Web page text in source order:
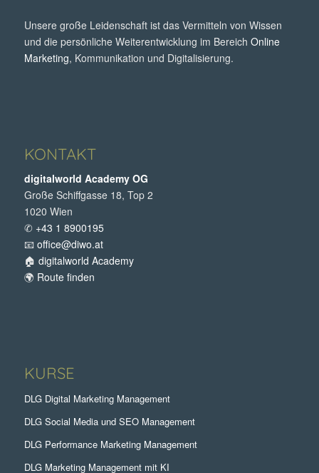
Unsere große Leidenschaft ist das Vermitteln von Wissen
und die persönliche Weiterentwicklung im Bereich Online
Marketing, Kommunikation und Digitalisierung.
KONTAKT
digitalworld Academy OG
Große Schiffgasse 18, Top 2
1020 Wien
✆ +43 1 8900195
📧 office@diwo.at
🏠 digitalworld Academy
🌍 Route finden
KURSE
DLG Digital Marketing Management
DLG Social Media und SEO Management
DLG Performance Marketing Management
DLG Marketing Management mit KI